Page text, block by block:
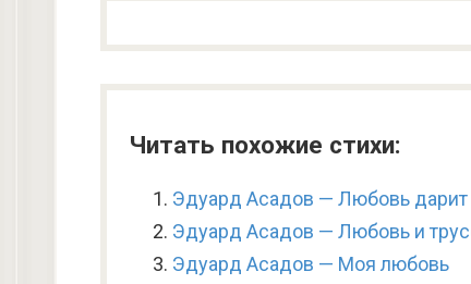
Читать похожие стихи:
Эдуард Асадов — Любовь дарит
Эдуард Асадов — Любовь и
Эдуард Асадов — Моя любовь